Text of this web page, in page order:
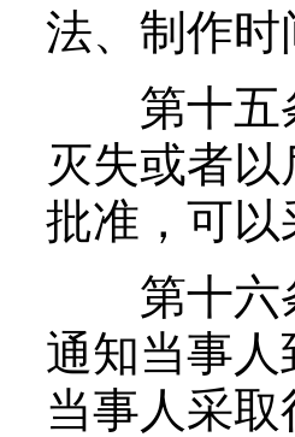
法、制作
第十五条
灭失或者
批准，可
第十六条
通知当事
当事人采